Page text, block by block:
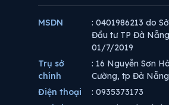
MSDN
: 0401986213 do
Đầu tư TP Đà
01/7/2019
Trụ sở
chính
: 16 Nguyễn Sơn
Cường, tp Đà Nẵng
Điện thoại
: 0935373173